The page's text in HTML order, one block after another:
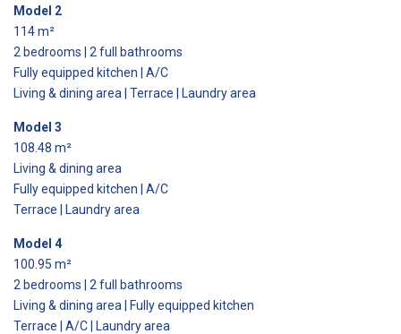
Model 2
114 m²
2 bedrooms | 2 full bathrooms
Fully equipped kitchen | A/C
Living & dining area | Terrace | Laundry area
Model 3
108.48 m²
Living & dining area
Fully equipped kitchen | A/C
Terrace | Laundry area
Model 4
100.95 m²
2 bedrooms | 2 full bathrooms
Living & dining area | Fully equipped kitchen
Terrace | A/C | Laundry area